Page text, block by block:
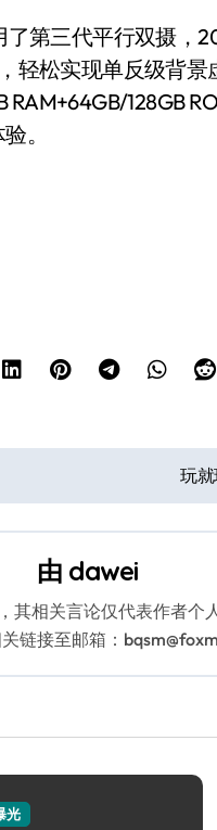
第三代平行双摄，
轻松实现单反级背
128GB
。
玩
由 dawei
其相关言论仅代表作者个
链接至邮箱：
光